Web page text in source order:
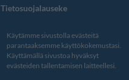
Tietosuojalauseke
Käytämme sivustolla evästeitä
parantaaksemme käyttökokemustasi.
Käyttämällä sivustoa hyväksyt
evästeiden tallentamisen laitteellesi.